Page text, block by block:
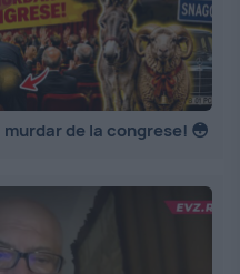
murdar de la congrese! 😳